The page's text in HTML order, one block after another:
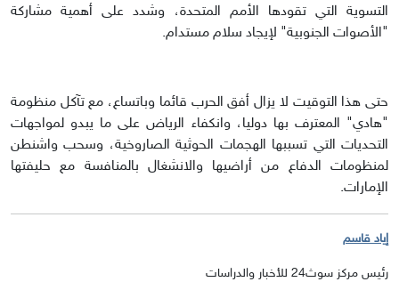
التسوية التي تقودها الأمم المتحدة، وشدد على أهمية مشاركة
"الأصوات الجنوبية" لإيجاد سلام مستدام.
حتى هذا التوقيت لا يزال أفق الحرب قائما وباتساع، مع تآكل منظومة
"هادي" المعترف بها دوليا، وانكفاء الرياض على ما يبدو لمواجهات
التحديات التي تسببها الهجمات الحوثية الصاروخية، وسحب واشنطن
لمنظومات الدفاع من أراضيها والانشغال بالمنافسة مع حليفتها
الإمارات.
إياد قاسم
رئيس مركز سوث24 للأخبار والدراسات